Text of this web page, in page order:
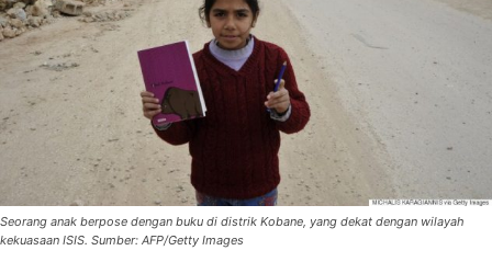
Seorang anak berpose dengan buku di distrik Kobane, yang dekat dengan wilayah
kekuasaan ISIS. Sumber: AFP/Getty Images